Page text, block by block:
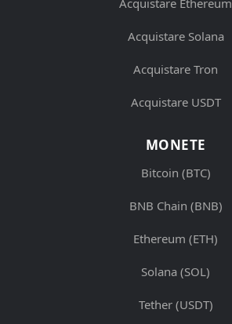
Acquistare Ethereum
Acquistare Solana
Acquistare Tron
Acquistare USDT
MONETE
Bitcoin (BTC)
BNB Chain (BNB)
Ethereum (ETH)
Solana (SOL)
Tether (USDT)